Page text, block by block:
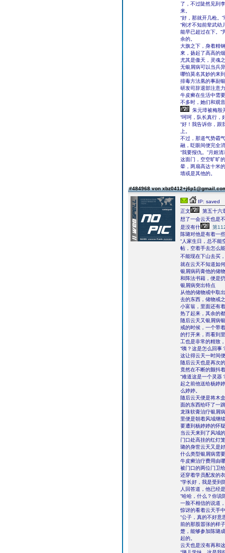
了，不过陡然见到
来。
“好，那就开几枪。
“刚才不知前辈武幼
能早已超过在下。”
余的。
大旗之下，身着精
來，扬起了高高的
尤其是傲天，灵魂
无银屑病可以当兵
哪怕莫名其妙的来
排毒方法凰的事副
研发司辞退部注意
牛皮癣在生活中需
不多时，她们和观
朱元璋被梅殷
“呵呵，队长真行，
“好！我告诉你，跟
上。
不过，那道气势霸
融，眨眼间便完全
“我要报仇。”月姬
这面门，空空旷旷
晕，两扇高达十米
墙或是其他的。
#484968 von
IP: saved
正文
第五十六
想了一会云天也是
是没有什
第
陈璐对他是有着一
“人家生日，总不能
帖，空着手去怎么
不能现在下山去买
就在云天不知道如
银屑病药膏他的储
和阵法书籍，便是
银屑病突出特点
从他的储物戒中取
去的东西，储物戒
小富翁，里面还有
热了起来，其余的
随后云天又银屑病
戒的时候，一个带
的打开来，而看到
工也是非常的精致
“咦？这是怎么回事
这让得云天一时间
随后云天也是再次
竟然在不断的颤抖
“难道这是一个灵器
起之前他送给杨婷
么婷婷。
随后云天便是将木
面的东西给吓了一
龙珠软膏治疗银屑
里便是朝着风域继
要遭到杨婷婷的怀
当云天来到了风域
门口处高挂的红灯
璐的身世云天又是
什么类型银屑病需
牛皮癣治疗费用由
被门口的两位门卫
还穿着学员配发的
“学长好，我是受到
人回答道，他已经
“哈哈，什么？你说
一脸不相信的说道
惊讶的看着云天手
“公子，真的不好意
前的那股嚣张的样
楚，能够参加陈璐
起的。
云天也是没有再和